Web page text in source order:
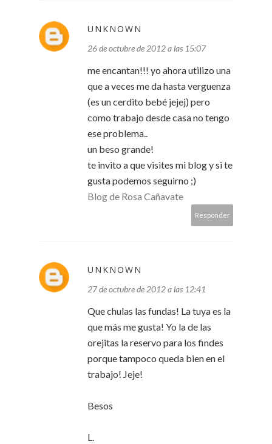
UNKNOWN
26 de octubre de 2012 a las 15:07
me encantan!!! yo ahora utilizo una
que a veces me da hasta verguenza
(es un cerdito bebé jejej) pero
como trabajo desde casa no tengo
ese problema..
un beso grande!
te invito a que visites mi blog y si te
gusta podemos seguirno ;)
Blog de Rosa Cañavate
Responder
UNKNOWN
27 de octubre de 2012 a las 12:41
Que chulas las fundas! La tuya es la
que más me gusta! Yo la de las
orejitas la reservo para los findes
porque tampoco queda bien en el
trabajo! Jeje!
Besos
L.